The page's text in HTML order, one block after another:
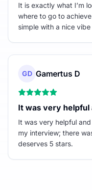
It is exactly what I’m
where to go to
simple with a nice vibe
GD Gamertus D
It was very
It was very helpful
my interview; there
deserves 5 stars.